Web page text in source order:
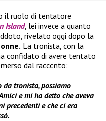
il ruolo di tentatore
Island, lei invece a quanto
rivelato oggi dopo la
La tronista, con la
confidato di avere tentato
dal racconto:
da tronista, possiamo
e mi ha detto che aveva
precedenti e che ci era